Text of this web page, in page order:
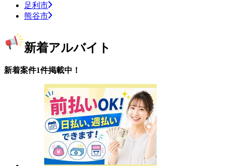
足利市
熊谷市
新着アルバイト
新着案件1件掲載中！